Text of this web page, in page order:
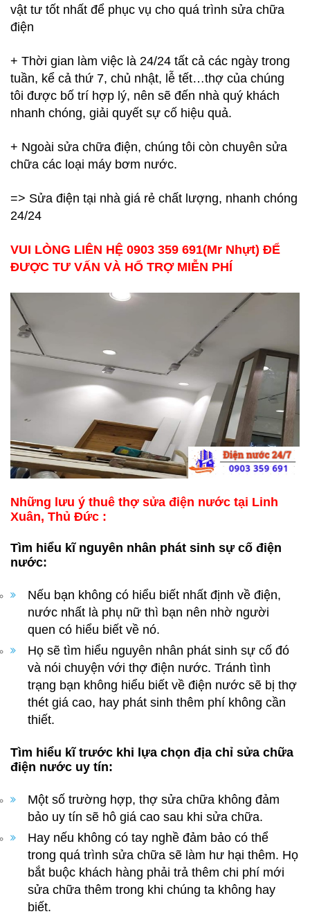
vật tư tốt nhất để phục vụ cho quá trình sửa chữa
điện
+ Thời gian làm việc là 24/24 tất cả các ngày trong
tuần, kể cả thứ 7, chủ nhật, lễ tết…thợ của chúng
tôi được bố trí hợp lý, nên sẽ đến nhà quý khách
nhanh chóng, giải quyết sự cố hiệu quả.
+ Ngoài sửa chữa điện, chúng tôi còn chuyên sửa
chữa các loại máy bơm nước.
=> Sửa điện tại nhà giá rẻ chất lượng, nhanh chóng
24/24
VUI LÒNG LIÊN HỆ 0903 359 691(Mr Nhựt) ĐỂ
ĐƯỢC TƯ VẤN VÀ HỔ TRỢ MIỄN PHÍ
Những lưu ý thuê thợ sửa điện nước tại Linh
Xuân, Thủ Đức :
Tìm hiểu kĩ nguyên nhân phát sinh sự cố điện
nước:
Nếu bạn không có hiểu biết nhất định về điện,
nước nhất là phụ nữ thì bạn nên nhờ người
quen có hiểu biết về nó.
Họ sẽ tìm hiểu nguyên nhân phát sinh sự cố đó
và nói chuyện với thợ điện nước. Tránh tình
trạng bạn không hiểu biết về điện nước sẽ bị thợ
thét giá cao, hay phát sinh thêm phí không cần
thiết.
Tìm hiểu kĩ trước khi lựa chọn địa chỉ sửa chữa
điện nước uy tín:
Một số trường hợp, thợ sửa chữa không đảm
bảo uy tín sẽ hô giá cao sau khi sửa chữa.
Hay nếu không có tay nghề đảm bảo có thể
trong quá trình sửa chữa sẽ làm hư hại thêm. Họ
bắt buộc khách hàng phải trả thêm chi phí mới
sửa chữa thêm trong khi chúng ta không hay
biết.